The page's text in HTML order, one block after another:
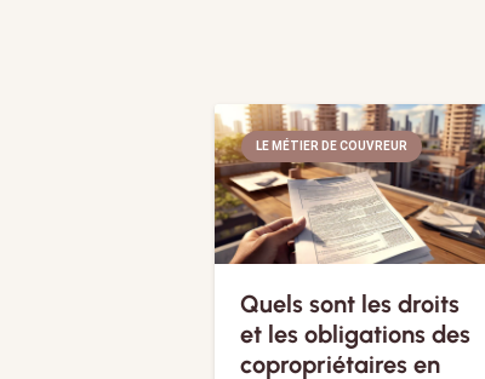
LE MÉTIER DE COUVREUR
Quels sont les droits
et les obligations des
copropriétaires en